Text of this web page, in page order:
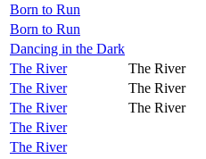
Born to Run
Born to Run
Dancing in the Dark
The River
The River
The River
The River
The River
The River
The River
The River